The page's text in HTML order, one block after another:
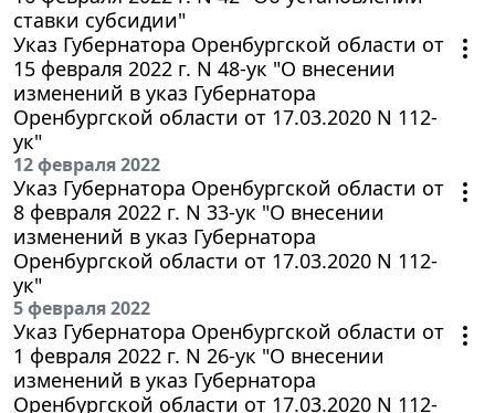
ставки субсидии"
Указ Губернатора Оренбургской области от
15 февраля 2022 г. N 48-ук "О внесении
изменений в указ Губернатора
Оренбургской области от 17.03.2020 N 112-
ук"
12 февраля 2022
Указ Губернатора Оренбургской области от
8 февраля 2022 г. N 33-ук "О внесении
изменений в указ Губернатора
Оренбургской области от 17.03.2020 N 112-
ук"
5 февраля 2022
Указ Губернатора Оренбургской области от
1 февраля 2022 г. N 26-ук "О внесении
изменений в указ Губернатора
Оренбургской области от 17.03.2020 N 112-